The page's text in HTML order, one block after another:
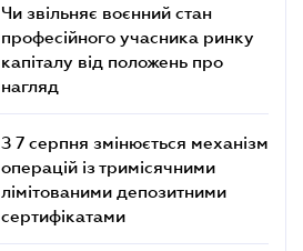
Чи звільняє воєнний стан
професійного учасника ринку
капіталу від положень про
нагляд
З 7 серпня змінюється механізм
операцій із тримісячними
лімітованими депозитними
сертифікатами